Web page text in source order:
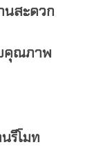
นสะดวก
คุณภาพ
รีโมท